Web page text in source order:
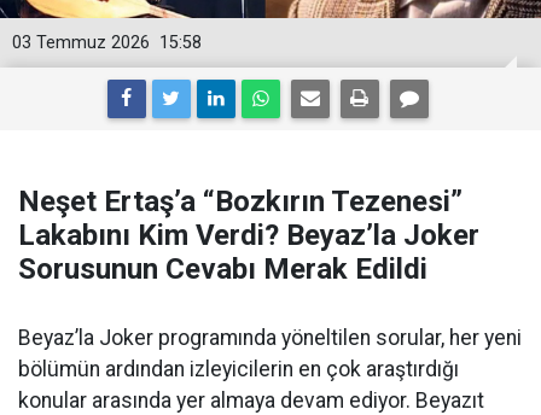
15:58
03 Temmuz 2026
Neşet Ertaş’a “Bozkırın Tezenesi”
Lakabını Kim Verdi? Beyaz’la Joker
Sorusunun Cevabı Merak Edildi
Beyaz’la Joker programında yöneltilen sorular, her yeni
bölümün ardından izleyicilerin en çok araştırdığı
konular arasında yer almaya devam ediyor. Beyazıt